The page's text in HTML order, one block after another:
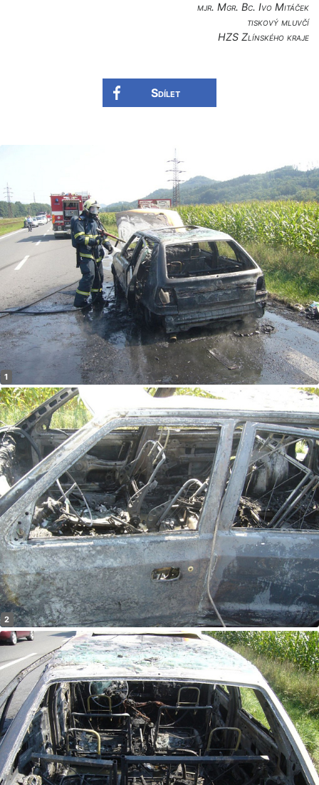
mjr. Mgr. Bc. Ivo Mitáček
tiskový mluvčí
HZS Zlínského kraje
Sdílet